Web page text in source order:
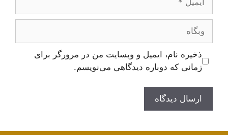
وبگاه
ذخیره نام، ایمیل و وبسایت من در مرورگر برای
زمانی که دوباره دیدگاهی می‌نویسم.